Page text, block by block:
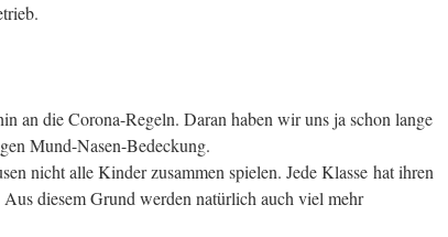
an die Corona-Regeln. Daran haben wir uns ja schon lange
Mund-Nasen-Bedeckung.
nicht alle Kinder zusammen spielen. Jede Klasse hat ihren
Aus diesem Grund werden natürlich auch viel mehr